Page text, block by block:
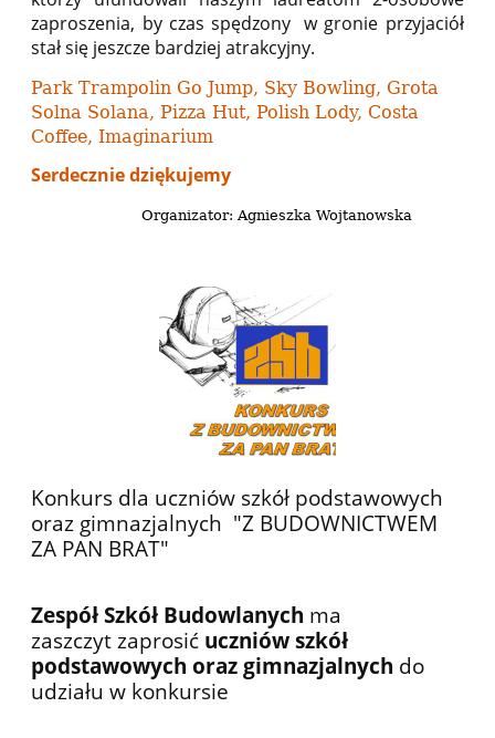
zaproszenia, by czas spędzony w gronie przyjaciół
stał się jeszcze bardziej atrakcyjny.
Park Trampolin Go Jump, Sky Bowling, Grota
Solna Solana,Pizza Hut, Polish Lody, Costa
Coffee, Imaginarium
Serdecznie dziękujemy
Organizator: Agnieszka Wojtanowska
Konkurs dla uczniów szkół podstawowych
oraz gimnazjalnych "Z BUDOWNICTWEM
ZA PAN BRAT"
Zespół Szkół Budowlanych ma
zaszczyt zaprosić uczniów szkół
podstawowych oraz gimnazjalnych do
udziału w konkursie